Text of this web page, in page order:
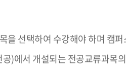
을 선택하여 수강해야 하며 캠
)에서 개설되는 전공교류과목